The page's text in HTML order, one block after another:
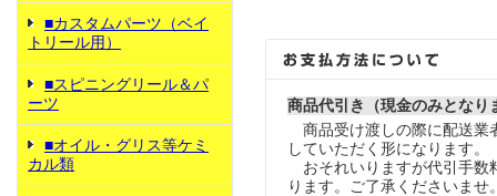
■カスタムパーツ（ベイ
トリール用）
■スピニングリール＆パ
ーツ
■オイル・グリス等ケミ
カル類
商品代引き（現金のみとなり
商品受け渡しの際に配送業
していただく形になります。
おそれいりますが代引手数
ります。ご了承くださいませ